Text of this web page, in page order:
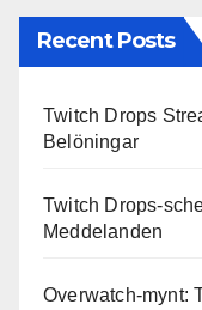
Recent Posts
Twitch Drops
Belöningar
Twitch Drops-
Meddelanden
Overwatch-mynt: